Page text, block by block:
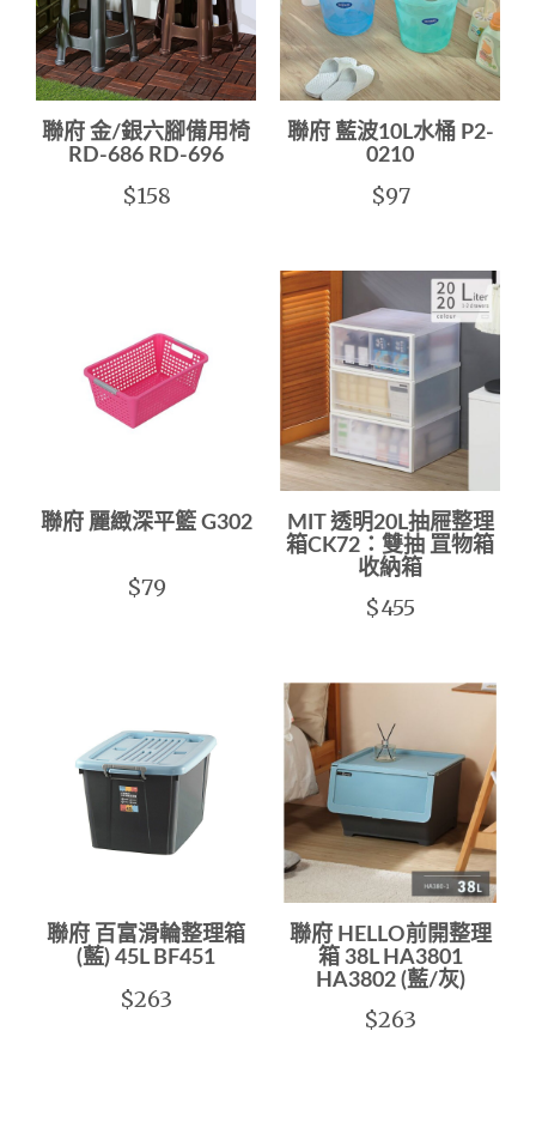
聯府 金/銀六腳備用椅
RD-686 RD-696
$158
聯府 藍波10L水桶 P2-
0210
$97
聯府 麗緻深平籃 G302
$79
MIT 透明20L抽屜整理
箱CK72：雙抽 罝物箱
收納箱
$455
聯府 百富滑輪整理箱
(藍) 45L BF451
$263
聯府 HELLO前開整理
箱 38L HA3801
HA3802 (藍/灰)
$263